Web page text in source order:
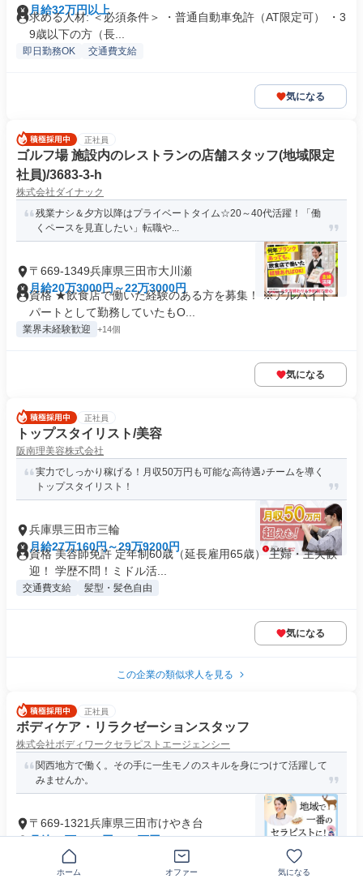
月給32万円以上
求める人材: ＜必須条件＞ ・普通自動車免許（AT限定可） ・3
9歳以下の方（長...
即日勤務OK 交通費支給
気になる
正社員
ゴルフ場 施設内のレストランの店舗スタッフ(地域限定
社員)/3683-3-h
株式会社ダイナック
残業ナシ＆夕方以降はプライベートタイム☆20～40代活躍！「働
くペースを見直したい」転職や...
〒669-1349兵庫県三田市大川瀬
月給20万3000円～22万3000円
資格 ★飲食店で働いた経験のある方を募集！ ※アルバイト・
パートとして勤務していたもO...
業界未経験歓迎 +14個
気になる
正社員
トップスタイリスト/美容
阪南理美容株式会社
実力でしっかり稼げる！月収50万円も可能な高待遇♪チームを導く
トップスタイリスト！
兵庫県三田市三輪
月給27万160円～29万9200円
資格 美容師免許 定年制60歳（延長雇用65歳） 主婦・主夫歓
迎！ 学歴不問！ミドル活...
交通費支給 髪型・髪色自由
気になる
この企業の類似求人を見る
正社員
ボディケア・リラクゼーションスタッフ
株式会社ボディワークセラピストエージェンシー
関西地方で働く。その手に一生モノのスキルを身につけて活躍して
みませんか。
〒669-1321兵庫県三田市けやき台
月給22万3000円～35万円
資格 *【対象者全員面接】* 人柄重視の採用！ ★未経験歓迎・
ブランクOK ★学歴・経...
ホーム オファー 気になる